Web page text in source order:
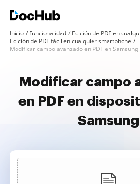
Inicio Funcionalidad
Edición de PDF en
Edición de PDF fácil en cualquier smartphone
Modificar campo avanzado en PDF en Samsung
Modificar campo
en PDF en
Samsung